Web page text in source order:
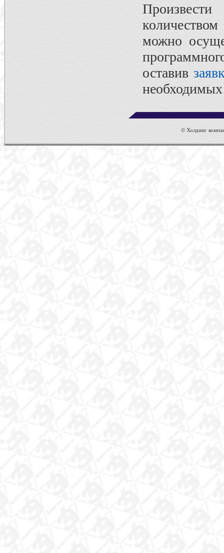
можно
оставив
необходимых
© Холдинг